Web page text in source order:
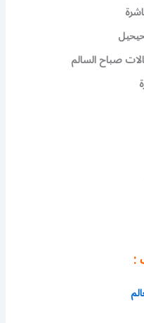
صباح السالم
: